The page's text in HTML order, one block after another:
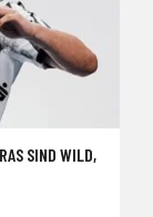
SIND WILD,